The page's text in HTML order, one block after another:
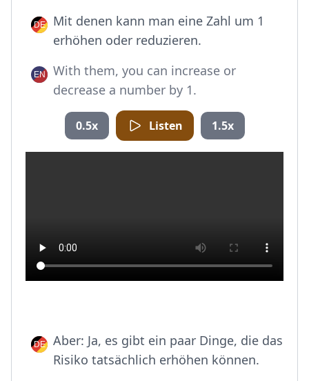
Mit denen kann man eine Zahl um 1
erhöhen oder reduzieren.
With them, you can increase or
decrease a number by 1.
0.5x Listen 1.5x
Aber: Ja, es gibt ein paar Dinge, die das
Risiko tatsächlich erhöhen können.